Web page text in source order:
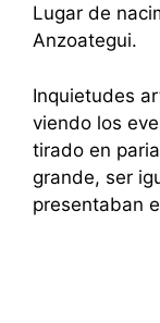
Lugar de
Anzoategui.
Inquietudes
viendo los
tirado en
grande, ser
presentaban